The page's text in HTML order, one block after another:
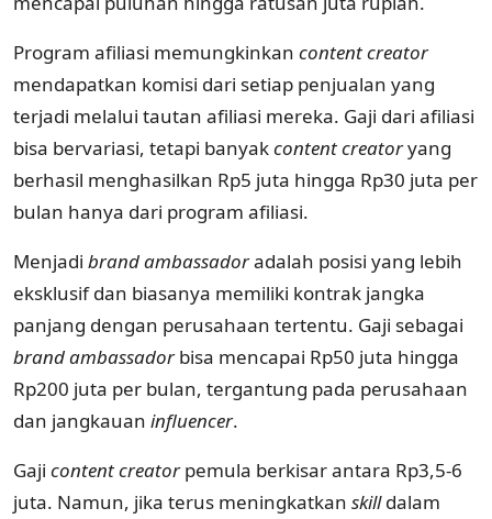
Program afiliasi memungkinkan content creator
mendapatkan komisi dari setiap penjualan yang
terjadi melalui tautan afiliasi mereka. Gaji dari afiliasi
bisa bervariasi, tetapi banyakcontent creatoryang
berhasil menghasilkan Rp5 juta hingga Rp30 juta per
bulan hanya dari program afiliasi.
Menjadi brand ambassadoradalah posisi yang lebih
eksklusif dan biasanya memiliki kontrak jangka
panjang dengan perusahaan tertentu. Gaji sebagai
brand ambassadorbisa mencapai Rp50 juta hingga
Rp200 juta per bulan, tergantung pada perusahaan
dan jangkauan influencer.
Gaji content creatorpemula berkisar antara Rp3,5-6
juta. Namun, jika terus meningkatkan skilldalam